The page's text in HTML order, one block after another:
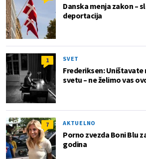
Danska menja zakon –
deportacija
1 SVET
Frederiksen: Uništavate
svetu – ne želimo vas
7 AKTUELNO
Porno zvezda Boni Blu
godina